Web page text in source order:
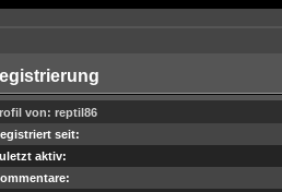
von: reptil86
seit:
aktiv: